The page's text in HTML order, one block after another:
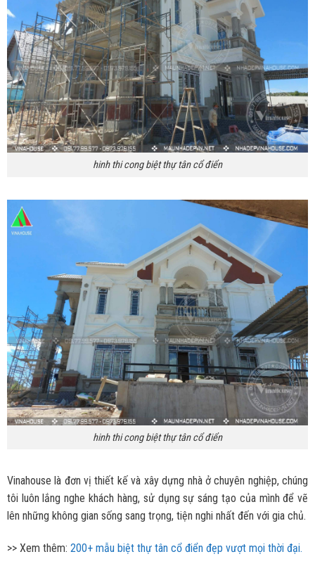
hinh thi cong biệt thự tân cổ điển
hinh thi cong biệt thự tân cổ điển
Vinahouse là đơn vị thiết kế và xây dựng nhà ở chuyên nghiệp, chúng
tôi luôn lắng nghe khách hàng, sử dụng sự sáng tạo của mình để vẽ
lên những không gian sống sang trọng, tiện nghi nhất đến với gia chủ.
>> Xem thêm: 200+ mẫu biệt thự tân cổ điển đẹp vượt mọi thời đại.